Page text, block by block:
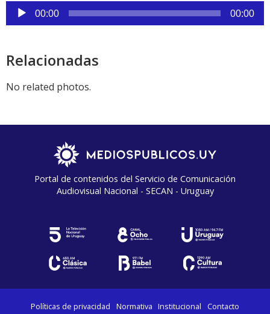
Reproductor
de
00:00 00:00
Relacionadas
No related photos.
Portal de contenidos del Servicio de Comunicación
Audiovisual Nacional - SECAN - Uruguay
Políticas de privacidad Normativa Institucional Contacto